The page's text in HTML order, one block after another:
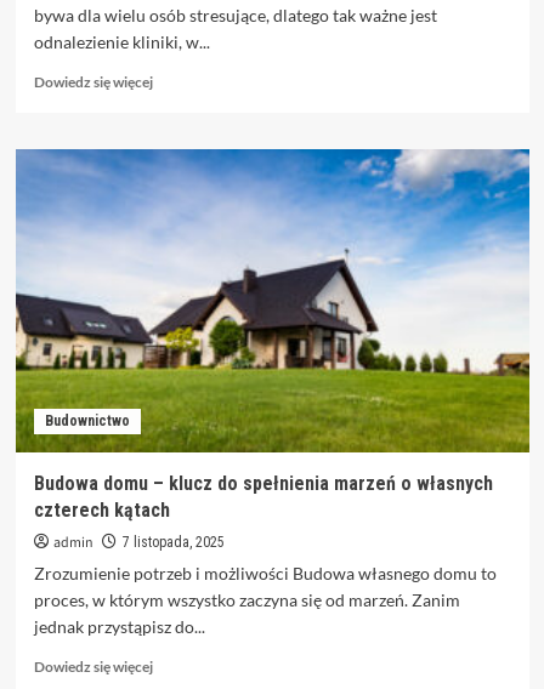
bywa dla wielu osób stresujące, dlatego tak ważne jest
odnalezienie kliniki, w...
Dowiedz się więcejDowiedz
o
Willa
stomatologiczna
stworzona
z
pasją
i
troską
o
pacjenta
Budownictwo
Budowa domu – klucz do spełnienia marzeń o własnych
czterech kątach
admin 7 listopada, 2025
Zrozumienie potrzeb i możliwości Budowa własnego domu to
proces, w którym wszystko zaczyna się od marzeń. Zanim
jednak przystąpisz do...
Dowiedz się więcejDowiedz